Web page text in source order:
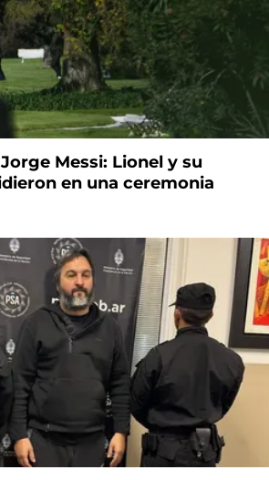
Messi: Lionel y su
en una ceremonia